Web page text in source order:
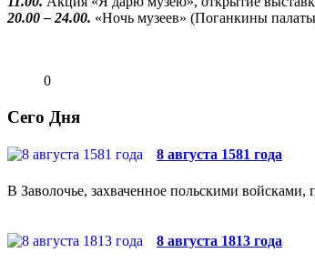
20.00 – 24.00. «Ночь музеев» (Поганкины
0
Сего Дня
8 августа 1581 года
В Заволочье, захваченное польскими
8 августа 1813 года